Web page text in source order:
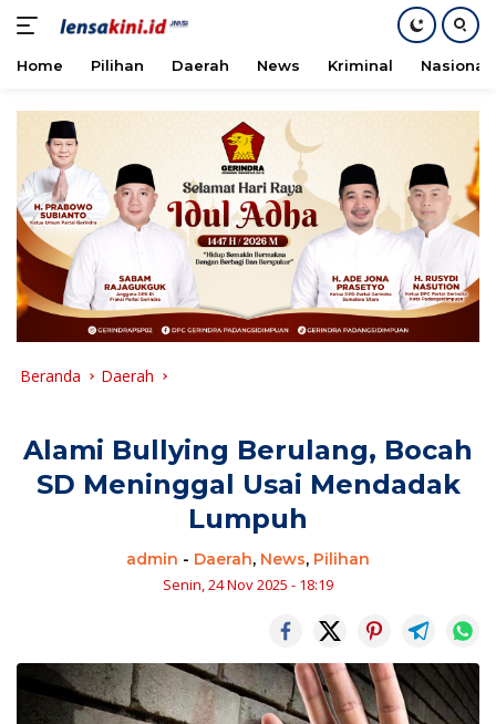
konten
Home Pilihan Daerah News Kriminal Nasional
Beranda Daerah
Alami Bullying Berulang, Bocah
SD Meninggal Usai Mendadak
Lumpuh
admin - Daerah, News, Pilihan
Senin, 24 Nov 2025 - 18:19